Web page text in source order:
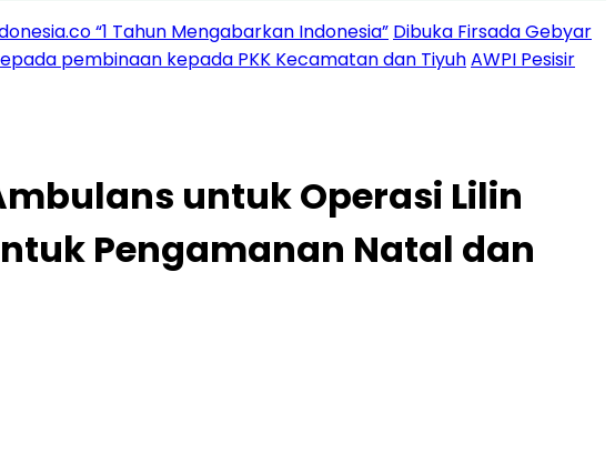
“1 Tahun Mengabarkan Indonesia” Dibuka Firsada Gebyar
pembinaan kepada PKK Kecamatan dan TiyuhAWPI Pesisir
untuk Operasi Lilin
Pengamanan Natal dan